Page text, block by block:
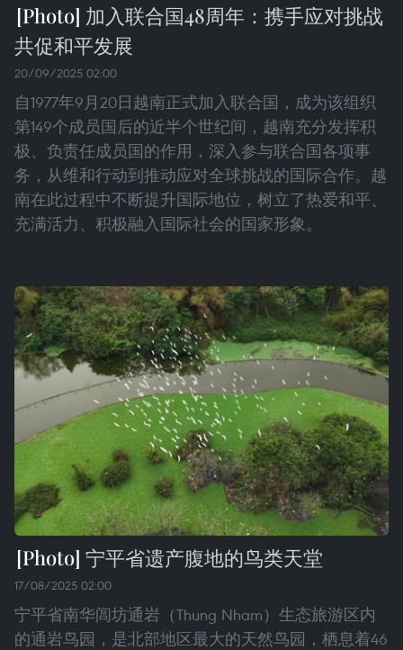
加入联合国48周年：携手应对挑战
共促和平发展
20/09/2025 02:00
自1977年9月20日越南正式加入联合国，成为该组织
第149个成员国后的近半个世纪间，越南充分发挥积
极、负责任成员国的作用，深入参与联合国各项事
务，从维和行动到推动应对全球挑战的国际合作。越
南在此过程中不断提升国际地位，树立了热爱和平、
充满活力、积极融入国际社会的国家形象。
宁平省遗产腹地的鸟类天堂
17/08/2025 02:00
宁平省南华闾坊通岩（Thung Nham）生态旅游区内
的通岩鸟园，是北部地区最大的天然鸟园，栖息着46